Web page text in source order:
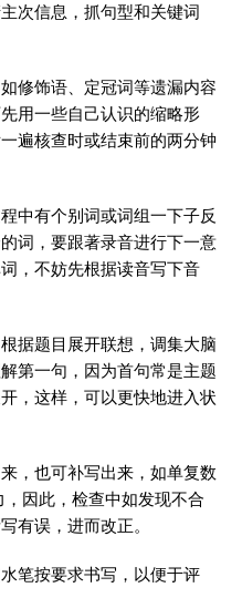
次信息，抓句型和关键词
修饰语、定冠词等遗漏内容
用一些自己认识的缩略形
遍核查时或结束前的两分钟
中有个别词或词组一下子反
词，要跟著录音进行下一意
，不妨先根据读音写下音
据题目展开联想，调集大脑
第一句，因为首句常是主题
，这样，可以更快地进入状
，也可补写出来，如单复数
因此，检查中如发现不合
有误，进而改正。
笔按要求书写，以便于评